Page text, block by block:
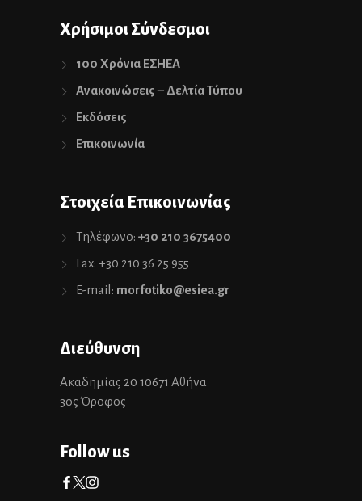
Χρήσιμοι Σύνδεσμοι
100 Χρόνια ΕΣΗΕΑ
Ανακοινώσεις – Δελτία Τύπου
Εκδόσεις
Επικοινωνία
Στοιχεία Επικοινωνίας
Τηλέφωνο: +30 210 3675400
Fax: +30 210 36 25 955
E-mail: morfotiko@esiea.gr
Διεύθυνση
Ακαδημίας 20 10671 Αθήνα
3ος Όροφος
Follow us